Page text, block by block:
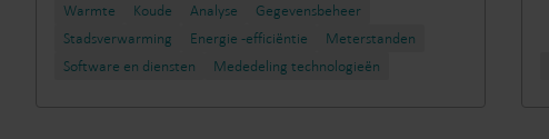
Warmte Koude Analyse
Gegevensbeheer
Stadsverwarming​
Energie -efficiëntie
Meterstanden​
Software en diensten
Mededeling technologieën